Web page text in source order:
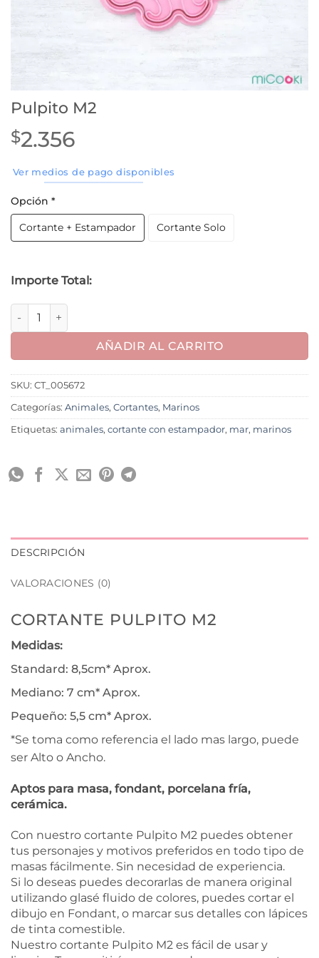
Pulpito M2
$2.356
Ver medios de pago disponibles
Opción *
Cortante + Estampador Cortante Solo
Importe Total:
Pulpito M2 cantidad
AÑADIR AL CARRITO
SKU: CT_005672
Categorías: Animales, Cortantes, Marinos
Etiquetas: animales, cortante con estampador, mar, marinos
DESCRIPCIÓN
VALORACIONES (0)
CORTANTE PULPITO M2
Medidas:
Standard: 8,5cm* Aprox.
Mediano: 7 cm* Aprox.
Pequeño: 5,5 cm* Aprox.
*Se toma como referencia el lado mas largo, puede
ser Alto o Ancho.
Aptos para masa, fondant, porcelana fría,
cerámica.
Con nuestro cortante Pulpito M2 puedes obtener
tus personajes y motivos preferidos en todo tipo de
masas fácilmente. Sin necesidad de experiencia.
Si lo deseas puedes decorarlas de manera original
utilizando glasé fluido de colores, puedes cortar el
dibujo en Fondant, o marcar sus detalles con lápices
de tinta comestible.
Nuestro cortante Pulpito M2 es fácil de usar y